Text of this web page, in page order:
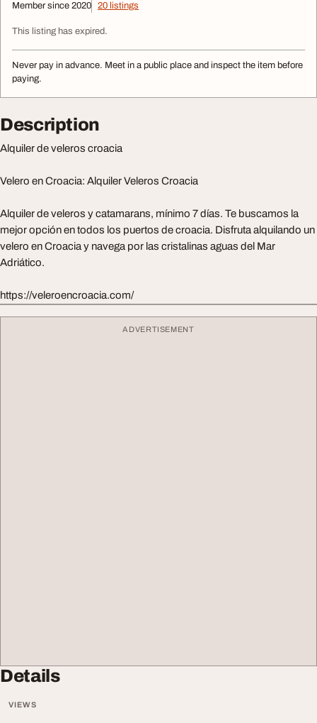
Member since 2020 20 listings
This listing has expired.
Never pay in advance. Meet in a public place and inspect the item before
paying.
Description
Alquiler de veleros croacia
Velero en Croacia: Alquiler Veleros Croacia
Alquiler de veleros y catamarans, mínimo 7 días. Te buscamos la
mejor opción en todos los puertos de croacia. Disfruta alquilando un
velero en Croacia y navega por las cristalinas aguas del Mar
Adriático.
https://veleroencroacia.com/
ADVERTISEMENT
Details
VIEWS